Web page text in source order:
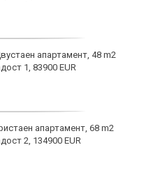
апартамент, 48 m2
1, 83900 EUR
апартамент, 68 m2
2, 134900 EUR